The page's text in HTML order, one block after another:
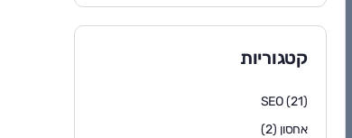
קטגוריות
SEO(21)
אחסון (2)